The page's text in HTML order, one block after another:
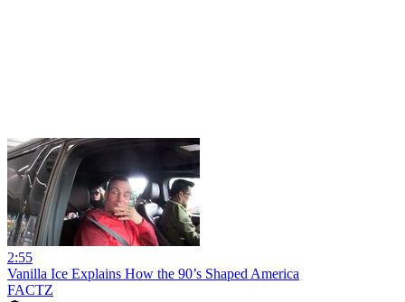
2:55
Vanilla Ice Explains How the 90’s Shaped America
FACTZ